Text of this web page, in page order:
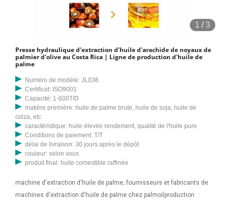
Doing Company. Le tableau suivant présente le rapport sur la durée du
projet de ce projet d'usine d'extraction d'huile de palme à petite
échelle de 1 tph au Costa Rica. Fabricants de machines à huile de
de palme de haute qualité au meilleur prix auprès de fournisseurs
chinois certifiés de pompes à huile, de machines à huile, de
grossistes et
1 /3
Presse hydraulique d'extraction d'huile d'arachide de noyaux de
palmier d'olive au Costa Rica | Ligne de production d'huile de
palme
Numéro de modèle: JL036
Certificat: ISO9001
Capacité: 1-600T/D
matière première: huile de palme brute, huile de soja, huile de
colza, etc
caractéristique: huile élevée rendement, qualité de l'huile pure
Conditions de paiement: T/T
délai de livraison: 30 jours après le dépôt
couleur: selon vous
produit final: huile comestible raffinée
machine d'extraction d'huile de palme, fournisseurs et fabricants de
machines d'extraction d'huile de palme chez palmoilproduction